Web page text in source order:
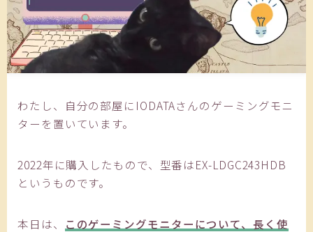
わたし、自分の部屋にIODATAさんのゲーミングモニ
ターを置いています。
2022年に購入したもので、型番はEX-LDGC243HDB
というものです。
本日は、
このゲーミングモニターについて、長く使